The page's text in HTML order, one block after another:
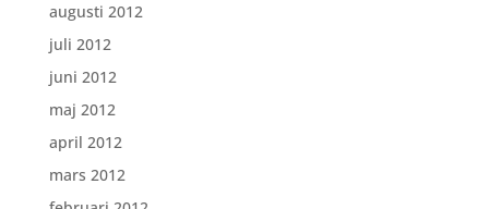
augusti 2012
juli 2012
juni 2012
maj 2012
april 2012
mars 2012